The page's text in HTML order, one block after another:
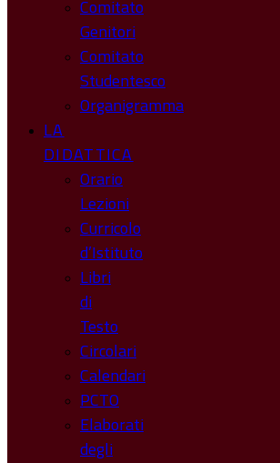
Comitato
Genitori
Comitato
Studentesco
Organigramma
LA
DIDATTICA
Orario
Lezioni
Curricolo
d’Istituto
Libri
di
Testo
Circolari
Calendari
PCTO
Elaborati
degli